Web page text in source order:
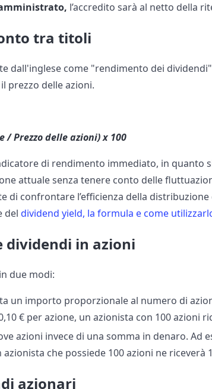
l’accredito sarà al netto della
tra titoli
dall'inglese come "rendimento dei
prezzo delle azioni.
/ Prezzo delle azioni) x 100
di rendimento immediato, in quanto
attuale senza tenere conto delle
di confrontare l’efficienza della
deldividend yield, la formula e come
dividendi in azioni
due modi:
un importo proporzionale al numero di
€ per azione, un azionista con 100 azioni
azioni invece di una somma in denaro. Ad
che possiede 100 azioni ne riceverà
azionari